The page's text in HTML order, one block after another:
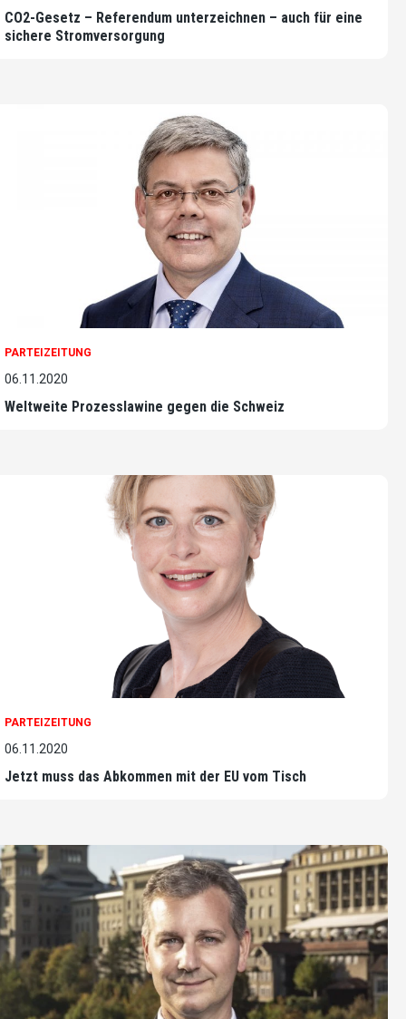
CO2-Gesetz – Referendum unterzeichnen – auch für eine
sichere Stromversorgung
PARTEIZEITUNG
06.11.2020
Weltweite Prozesslawine gegen die Schweiz
PARTEIZEITUNG
06.11.2020
Jetzt muss das Abkommen mit der EU vom Tisch